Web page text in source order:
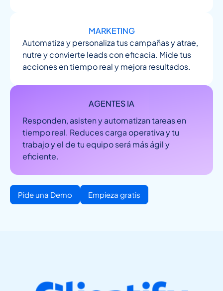
MARKETING
Automatiza y personaliza tus campañas y atrae,
nutre y convierte leads con eficacia. Mide tus
acciones en tiempo real y mejora resultados.
AGENTES IA
Responden, asisten y automatizan tareas en
tiempo real. Reduces carga operativa y tu
trabajo y el de tu equipo será más ágil y
eficiente.
Pide una Demo Empieza gratis